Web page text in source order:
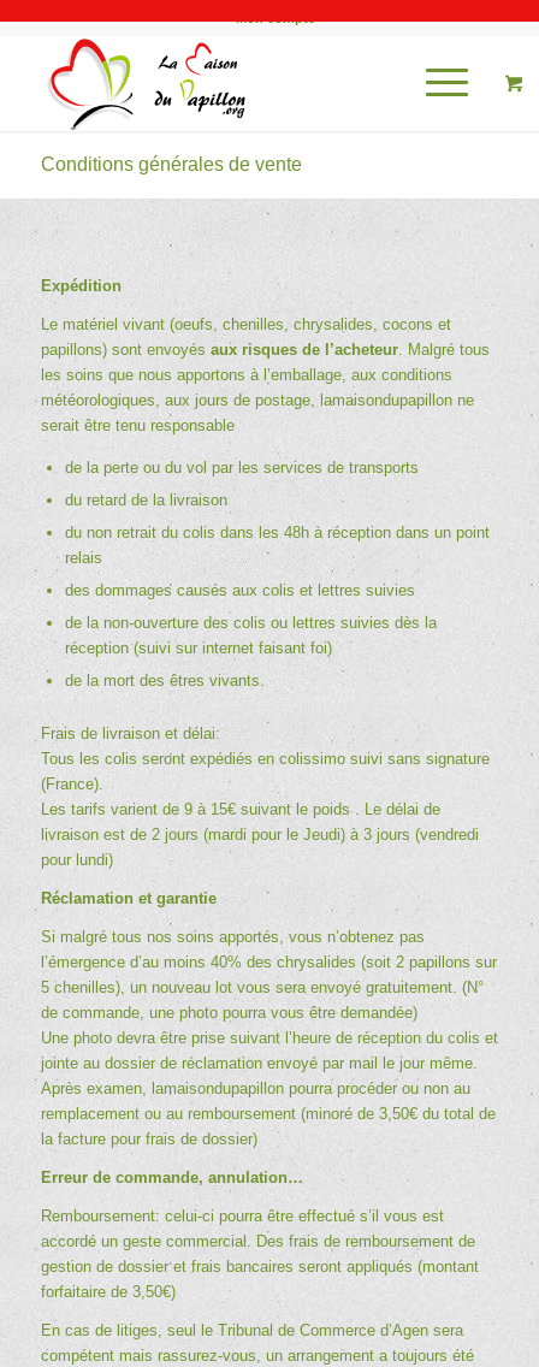
Conditions générales de vente
Expédition
Le matériel vivant (oeufs, chenilles, chrysalides, cocons et
papillons) sont envoyés aux risques de l’acheteur. Malgré tous
les soins que nous apportons à l’emballage, aux conditions
météorologiques, aux jours de postage, lamaisondupapillon ne
serait être tenu responsable
de la perte ou du vol par les services de transports
du retard de la livraison
du non retrait du colis dans les 48h à réception dans un point
relais
des dommages causés aux colis et lettres suivies
de la non-ouverture des colis ou lettres suivies dès la
réception (suivi sur internet faisant foi)
de la mort des êtres vivants.
Frais de livraison et délai:
Tous les colis seront expédiés en colissimo suivi sans signature
(France).
Les tarifs varient de 9 à 15€ suivant le poids . Le délai de
livraison est de 2 jours (mardi pour le Jeudi) à 3 jours (vendredi
pour lundi)
Réclamation et garantie
Si malgré tous nos soins apportés, vous n’obtenez pas
l’émergence d’au moins 40% des chrysalides (soit 2 papillons sur
5 chenilles), un nouveau lot vous sera envoyé gratuitement. (N°
de commande, une photo pourra vous être demandée)
Une photo devra être prise suivant l’heure de réception du colis et
jointe au dossier de réclamation envoyé par mail le jour même.
Après examen, lamaisondupapillon pourra procéder ou non au
remplacement ou au remboursement (minoré de 3,50€ du total de
la facture pour frais de dossier)
Erreur de commande, annulation…
Remboursement: celui-ci pourra être effectué s’il vous est
accordé un geste commercial. Des frais de remboursement de
gestion de dossier et frais bancaires seront appliqués (montant
forfaitaire de 3,50€)
En cas de litiges, seul le Tribunal de Commerce d’Agen sera
compétent mais rassurez-vous, un arrangement a toujours été